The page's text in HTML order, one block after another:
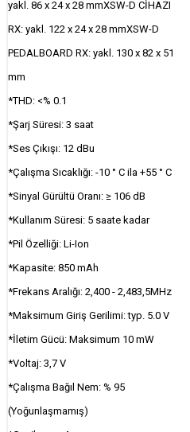
yakl. 86 x 24 x 28 mmXSW-D CİHAZI
RX: yakl. 122 x 24 x 28 mmXSW-D
PEDALBOARD RX: yakl. 130 x 82 x 51
mm
*THD: <% 0.1
*Şarj Süresi: 3 saat
*Ses Çıkışı: 12 dBu
*Çalışma Sıcaklığı: -10 ° C ila +55 ° C
*Sinyal Gürültü Oranı: ≥ 106 dB
*Kullanım Süresi: 5 saate kadar
*Pil Özelliği: Li-Ion
*Kapasite: 850 mAh
*Frekans Aralığı: 2,400 - 2,483,5MHz
*Maksimum Giriş Gerilimi: typ. 5.0 V
*İletim Gücü: Maksimum 10 mW
*Voltaj: 3,7 V
*Çalışma Bağıl Nem: % 95
(Yoğunlaşmamış)